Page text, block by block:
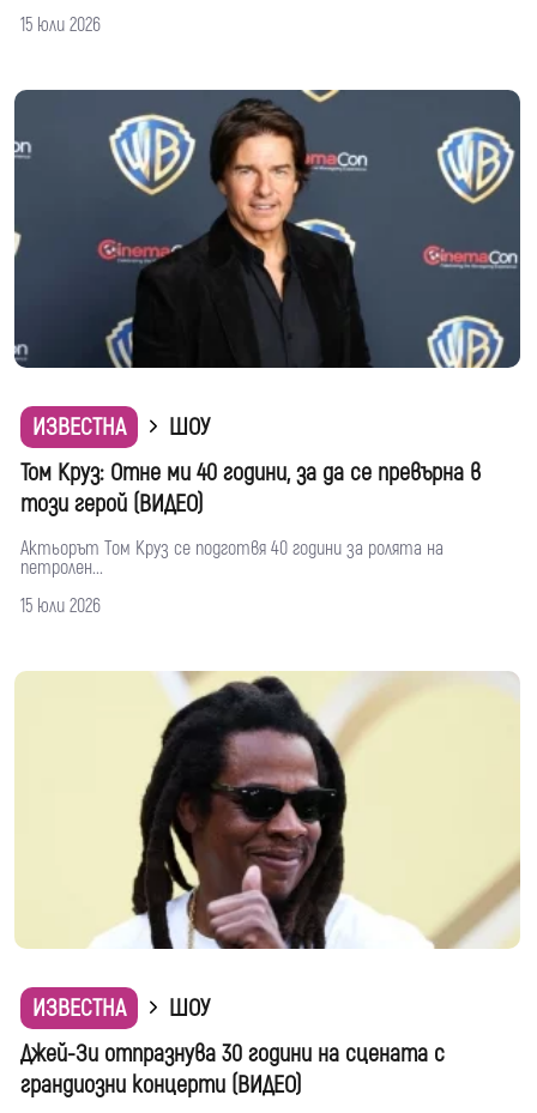
15 юли 2026
ИЗВЕСТНА
ШОУ
Том Круз: Отне ми 40 години, за да се превърна в
този герой (ВИДЕО)
Актьорът Том Круз се подготвя 40 години за ролята на
петролен...
15 юли 2026
ИЗВЕСТНА
ШОУ
Джей-Зи отпразнува 30 години на сцената с
грандиозни концерти (ВИДЕО)